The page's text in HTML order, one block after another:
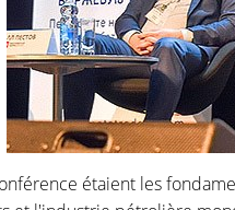
étaient les